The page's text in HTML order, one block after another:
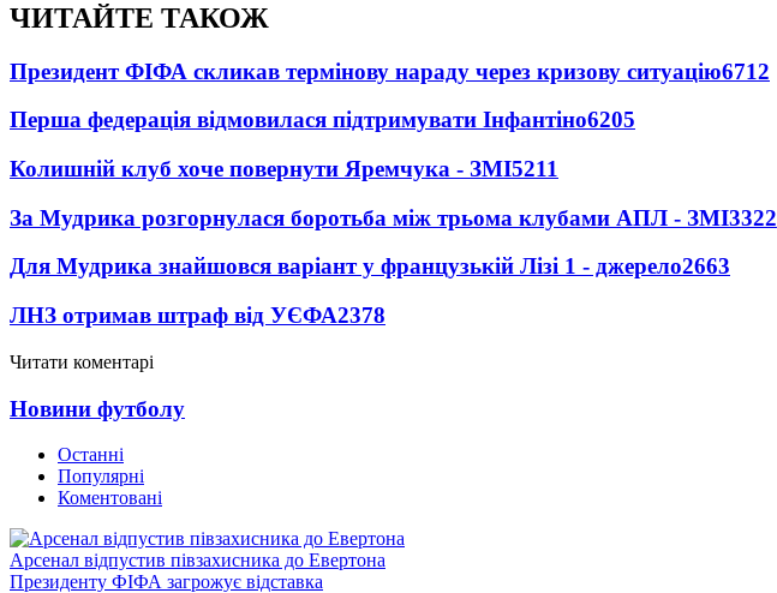
ЧИТАЙТЕ ТАКОЖ
Президент ФІФА скликав термінову нараду через кризову ситуацію6712
Перша федерація відмовилася підтримувати Інфантіно6205
Колишній клуб хоче повернути Яремчука - ЗМІ5211
За Мудрика розгорнулася боротьба між трьома клубами АПЛ - ЗМІ3322
Для Мудрика знайшовся варіант у французькій Лізі 1 - джерело2663
ЛНЗ отримав штраф від УЄФА2378
Читати коментарі
Новини футболу
Останні
Популярні
Коментовані
Арсенал відпустив півзахисника до Евертона
Президенту ФІФА загрожує відставка